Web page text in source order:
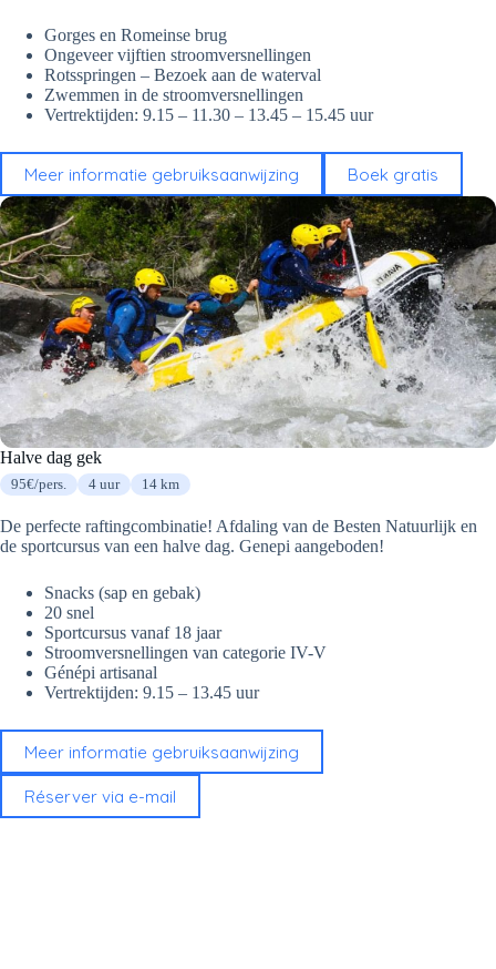
Gorges en Romeinse brug
Ongeveer vijftien stroomversnellingen
Rotsspringen – Bezoek aan de waterval
Zwemmen in de stroomversnellingen
Vertrektijden: 9.15 – 11.30 – 13.45 – 15.45 uur
Meer informatie gebruiksaanwijzing Boek gratis
Halve dag gek
95€/pers. 4 uur 14 km
De perfecte raftingcombinatie! Afdaling van de Besten Natuurlijk en
de sportcursus van een halve dag. Genepi aangeboden!
Snacks (sap en gebak)
20 snel
Sportcursus vanaf 18 jaar
Stroomversnellingen van categorie IV-V
Génépi artisanal
Vertrektijden: 9.15 – 13.45 uur
Meer informatie gebruiksaanwijzing
Réserver via e-mail